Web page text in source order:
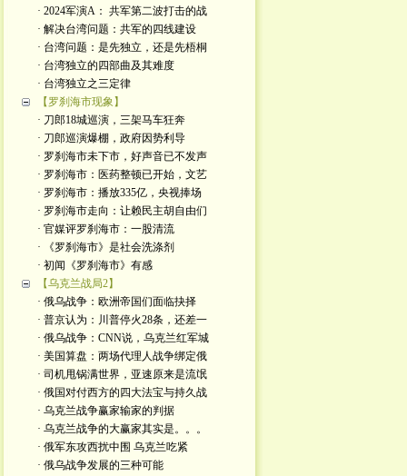
· 2024军演A： 共军第二波打击的战
· 解决台湾问题：共军的四线建设
· 台湾问题：是先独立，还是先梧桐
· 台湾独立的四部曲及其难度
· 台湾独立之三定律
【罗刹海市现象】
· 刀郎18城巡演，三架马车狂奔
· 刀郎巡演爆棚，政府因势利导
· 罗刹海市未下市，好声音已不发声
· 罗刹海市：医药整顿已开始，文艺
· 罗刹海市：播放335亿，央视捧场
· 罗刹海市走向：让赖民主胡自由们
· 官媒评罗刹海市：一股清流
· 《罗刹海市》是社会洗涤剂
· 初闻《罗刹海市》有感
【乌克兰战局2】
· 俄乌战争：欧洲帝国们面临抉择
· 普京认为：川普停火28条，还差一
· 俄乌战争：CNN说，乌克兰红军城
· 美国算盘：两场代理人战争绑定俄
· 司机甩锅满世界，亚速原来是流氓
· 俄国对付西方的四大法宝与持久战
· 乌克兰战争赢家输家的判据
· 乌克兰战争的大赢家其实是。。。
· 俄军东攻西扰中围 乌克兰吃紧
· 俄乌战争发展的三种可能